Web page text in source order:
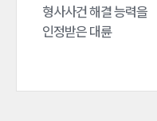
형사사건 해결 능력을
인정받은 대륜